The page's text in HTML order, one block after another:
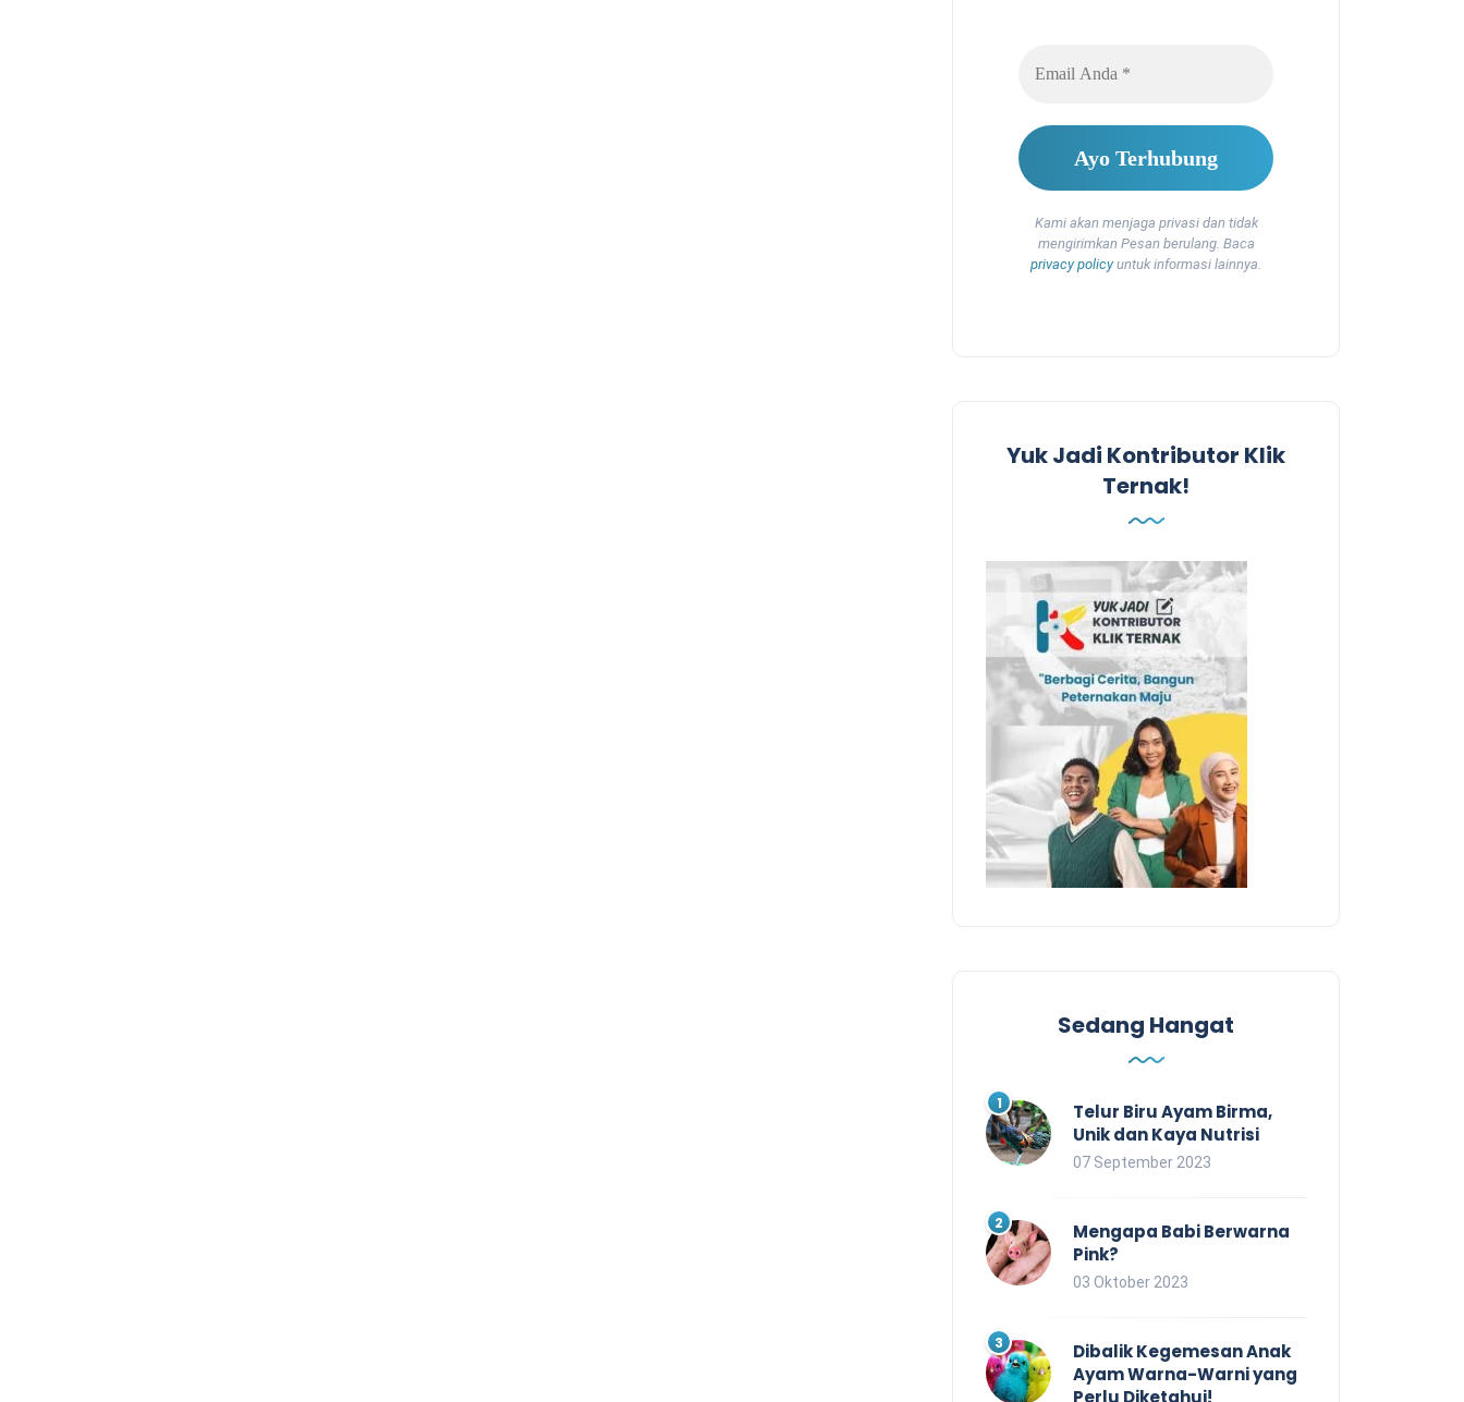
Kami akan menjaga privasi dan tidak
mengirimkan Pesan berulang. Baca
privacy policyuntuk informasi lainnya.
Yuk Jadi Kontributor Klik
Ternak!
Sedang Hangat
Telur Biru Ayam Birma,
Unik dan Kaya Nutrisi
07 September 2023
Mengapa Babi Berwarna
Pink?
03 Oktober 2023
Dibalik Kegemesan Anak
Ayam Warna-Warni yang
Perlu Diketahui!